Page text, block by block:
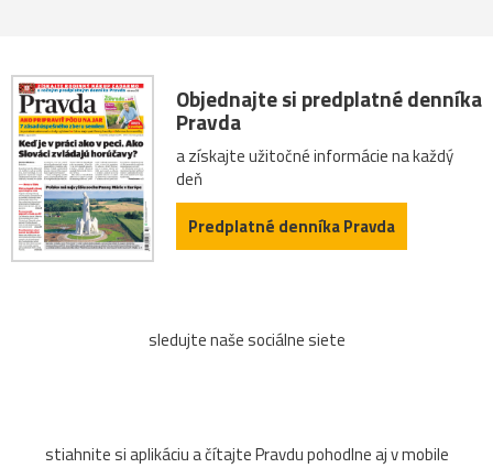
Objednajte si predplatné denníka
Pravda
a získajte užitočné informácie na každý
deň
Predplatné denníka Pravda
sledujte naše sociálne siete
stiahnite si aplikáciu a čítajte Pravdu pohodlne aj v mobile